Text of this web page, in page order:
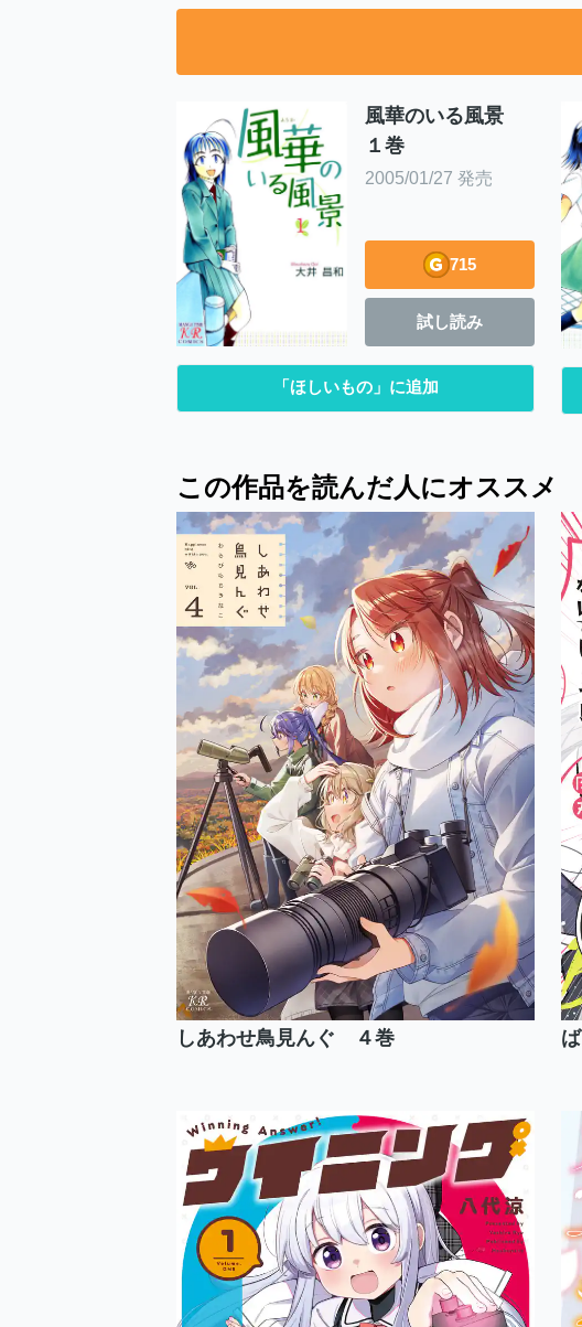
風華のいる風景
１巻
2005/01/27 発売
715
試し読み
「ほしいもの」に追加
この作品を読んだ人にオススメ
しあわせ鳥見んぐ ４巻